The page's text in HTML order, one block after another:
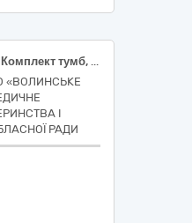
Стіл на пост, Комплект тумб, Комплект тумб, Комплект тумб, Комплект тумб, Комплект тумб, Комплект тумб, Комплект тумб, Шафа трьохсекційна, Шафа двохсекційна
«ВОЛИНСЬКЕ
І
РАДИ